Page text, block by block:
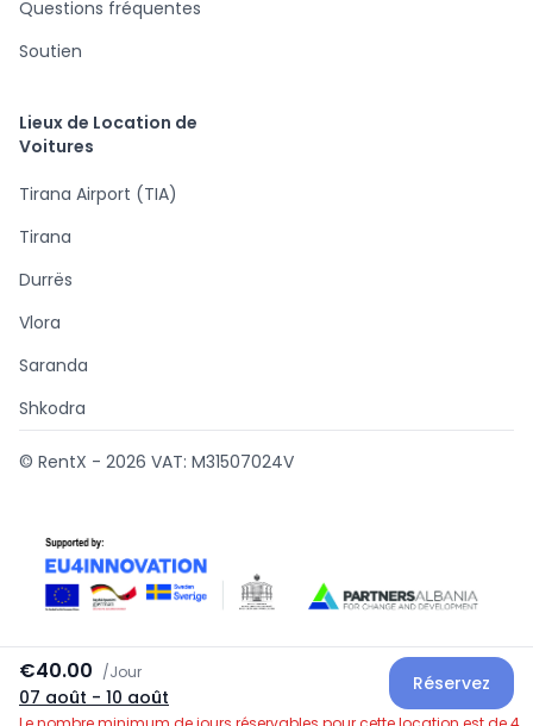
€40.00 /Jour
07 août - 10 août
Réservez
Questions fréquentes
Soutien
Lieux de Location de
Voitures
Tirana Airport (TIA)
Tirana
Durrës
Vlora
Saranda
Shkodra
© RentX - 2026 VAT: M31507024V